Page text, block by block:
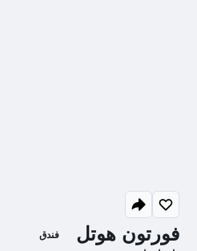
فورتون هوتل فندق